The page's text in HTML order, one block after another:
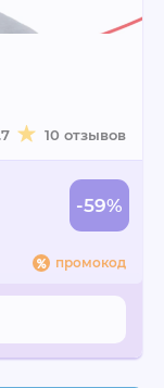
10 отзывов
-59%
промокод